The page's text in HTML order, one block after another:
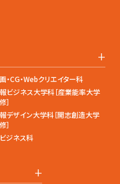
+
・CG・Webクリエイター科
ビジネス大学科［産業能率大学
］
デザイン大学科［開志創造大学
］
ジネス科
+